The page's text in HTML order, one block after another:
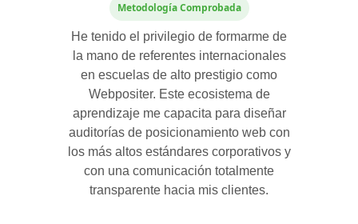
Metodología Comprobada
He tenido el privilegio de formarme de
la mano de referentes internacionales
en escuelas de alto prestigio como
Webpositer. Este ecosistema de
aprendizaje me capacita para diseñar
auditorías de posicionamiento web con
los más altos estándares corporativos y
con una comunicación totalmente
transparente hacia mis clientes.